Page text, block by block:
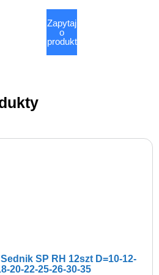
Zapytaj
o
produkt
SP RH 12szt D=10-12-
20-22-25-26-30-35